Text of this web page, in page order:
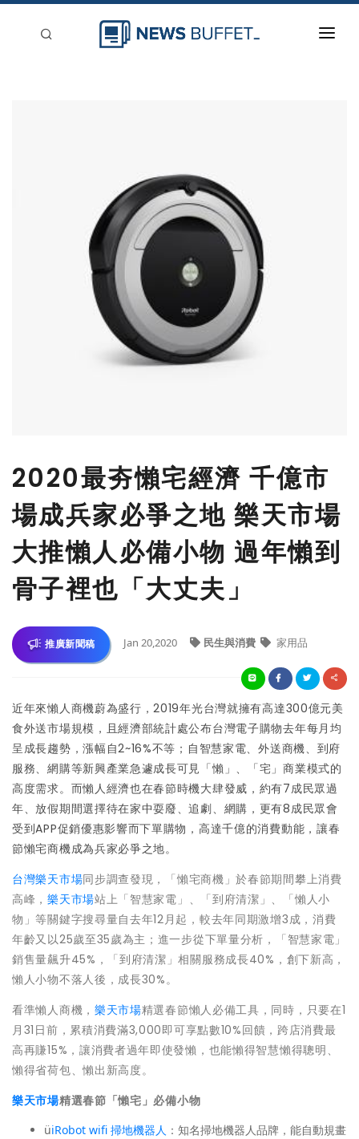
2020最夯懶宅經濟 千億市
場成兵家必爭之地 樂天市場
大推懶人必備小物 過年懶到
骨子裡也「大丈夫」
推廣新聞稿 Jan 20,2020 民生與消費 家用品
近年來懶人商機蔚為盛行，2019年光台灣就擁有高達300億元美
食外送市場規模，且經濟部統計處公布台灣電子購物去年每月均
呈成長趨勢，漲幅自2~16%不等；自智慧家電、外送商機、到府
服務、網購等新興產業急遽成長可見「懶」、「宅」商業模式的
高度需求。而懶人經濟也在春節時機大肆發威，約有7成民眾過
年、放假期間選擇待在家中耍廢、追劇、網購，更有8成民眾會
受到APP促銷優惠影響而下單購物，高達千億的消費動能，讓春
節懶宅商機成為兵家必爭之地。
台灣樂天市場同步調查發現，「懶宅商機」於春節期間攀上消費
高峰，樂天市場站上「智慧家電」、「到府清潔」、「懶人小
物」等關鍵字搜尋量自去年12月起，較去年同期激增3成，消費
年齡又以25歲至35歲為主；進一步從下單量分析，「智慧家電」
銷售量飆升45%，「到府清潔」相關服務成長40%，創下新高，
懶人小物不落人後，成長30%。
看準懶人商機， 樂天市場精選春節懶人必備工具，同時，只要在1
月31日前，累積消費滿3,000即可享點數10%回饋，跨店消費最
高再賺15%，讓消費者過年即使發懶，也能懶得智慧懶得聰明、
懶得省荷包、懶出新高度。
樂天市場精選春節「懶宅」必備小物
üiRobot wifi 掃地機器人 ：知名掃地機器人品牌，能自動規畫